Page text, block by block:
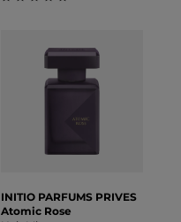
INITIO PARFUMS PRIVES
Atomic Rose